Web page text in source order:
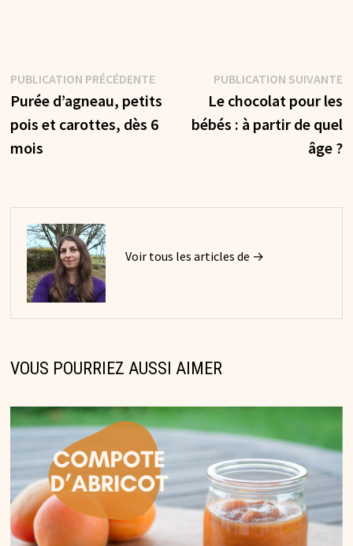
Navigation
de
l’article
PUBLICATION PRÉCÉDENTEPublication
précédente :
Purée d’agneau, petits
pois et carottes, dès 6
mois
PUBLICATION SUIVANTE
Le chocolat pour les
bébés : à partir de quel
âge ?
Voir tous les articles de →
VOUS POURRIEZ AUSSI AIMER